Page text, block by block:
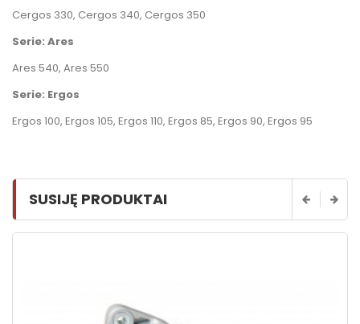
Cergos 330, Cergos 340, Cergos 350
Serie: Ares
Ares 540, Ares 550
Serie: Ergos
Ergos 100, Ergos 105, Ergos 110, Ergos 85, Ergos 90, Ergos 95
SUSIJĘ PRODUKTAI